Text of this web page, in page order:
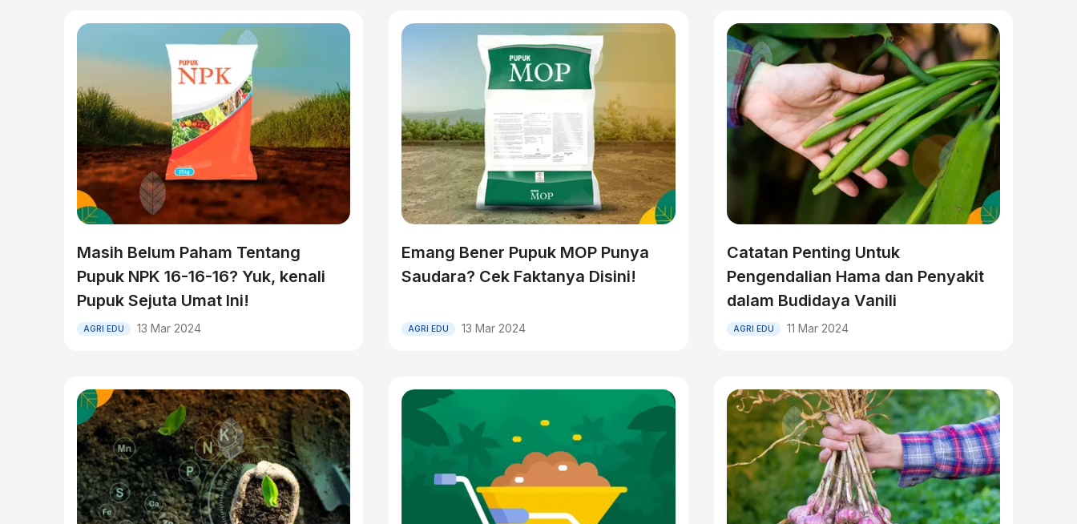
Masih Belum Paham Tentang
Pupuk NPK 16-16-16? Yuk, kenali
Pupuk Sejuta Umat Ini!
AGRI EDU 13 Mar 2024
Emang Bener Pupuk MOP Punya
Saudara? Cek Faktanya Disini!
AGRI EDU 13 Mar 2024
Catatan Penting Untuk
Pengendalian Hama dan Penyakit
dalam Budidaya Vanili
AGRI EDU 11 Mar 2024